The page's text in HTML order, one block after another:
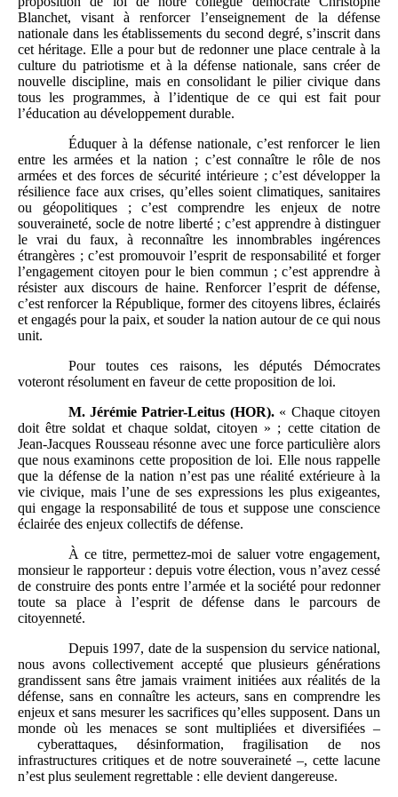
Blanchet, visant à renforcer l’enseignement de la défense
nationale dans les établissements du second degré, s’inscrit dans
cet héritage. Elle a pour but de redonner une place centrale à la
culture du patriotisme et à la défense nationale, sans créer de
nouvelle discipline, mais en consolidant le pilier civique dans
tous les programmes, à l’identique de ce qui est fait pour
l’éducation au développement durable.
Éduquer à la défense nationale, c’est renforcer le lien
entre les armées et la nation ; c’est connaître le rôle de nos
armées et des forces de sécurité intérieure ; c’est développer la
résilience face aux crises, qu’elles soient climatiques, sanitaires
ou géopolitiques ; c’est comprendre les enjeux de notre
souveraineté, socle de notre liberté ; c’est apprendre à distinguer
le vrai du faux, à reconnaître les innombrables ingérences
étrangères ; c’est promouvoir l’esprit de responsabilité et forger
l’engagement citoyen pour le bien commun ; c’est apprendre à
résister aux discours de haine. Renforcer l’esprit de défense,
c’est renforcer la République, former des citoyens libres, éclairés
et engagés pour la paix, et souder la nation autour de ce qui nous
unit.
Pour toutes ces raisons, les députés Démocrates
voteront résolument en faveur de cette proposition de loi.
M. Jérémie Patrier-Leitus (HOR).« Chaque citoyen
doit être soldat et chaque soldat, citoyen » ; cette citation de
Jean-Jacques Rousseau résonne avec une force particulière alors
que nous examinons cette proposition de loi. Elle nous rappelle
que la défense de la nation n’est pas une réalité extérieure à la
vie civique, mais l’une de ses expressions les plus exigeantes,
qui engage la responsabilité de tous et suppose une conscience
éclairée des enjeux collectifs de défense.
À ce titre, permettez-moi de saluer votre engagement,
monsieur le rapporteur : depuis votre élection, vous n’avez cessé
de construire des ponts entre l’armée et la société pour redonner
toute sa place à l’esprit de défense dans le parcours de
citoyenneté.
Depuis 1997, date de la suspension du service national,
nous avons collectivement accepté que plusieurs générations
grandissent sans être jamais vraiment initiées aux réalités de la
défense, sans en connaître les acteurs, sans en comprendre les
enjeux et sans mesurer les sacrifices qu’elles supposent. Dans un
monde où les menaces se sont multipliées et diversifiées –
cyberattaques, désinformation, fragilisation de nos
infrastructures critiques et de notre souveraineté –, cette lacune
n’est plus seulement regrettable : elle devient dangereuse.